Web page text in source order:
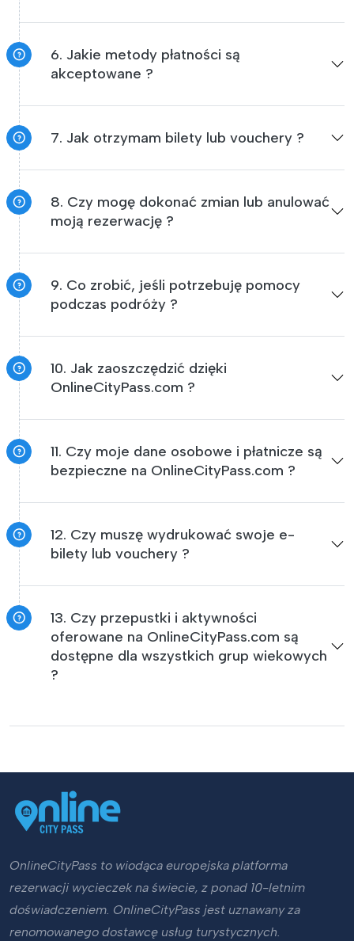
6. Jakie metody płatności są
akceptowane ?
7. Jak otrzymam bilety lub vouchery ?
8. Czy mogę dokonać zmian lub anulować
moją rezerwację ?
9. Co zrobić, jeśli potrzebuję pomocy
podczas podróży ?
10. Jak zaoszczędzić dzięki
OnlineCityPass.com ?
11. Czy moje dane osobowe i płatnicze są
bezpieczne na OnlineCityPass.com ?
12. Czy muszę wydrukować swoje e-
bilety lub vouchery ?
13. Czy przepustki i aktywności
oferowane na OnlineCityPass.com są
dostępne dla wszystkich grup wiekowych
?
OnlineCityPass to wiodąca europejska platforma
rezerwacji wycieczek na świecie, z ponad 10-letnim
doświadczeniem. OnlineCityPass jest uznawany za
renomowanego dostawcę usług turystycznych.